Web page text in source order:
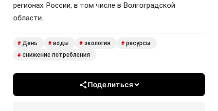
регионах России, в том числе в Волгоградской
области.
# День # воды # экология # ресурсы
# снижение потребления
Поделиться